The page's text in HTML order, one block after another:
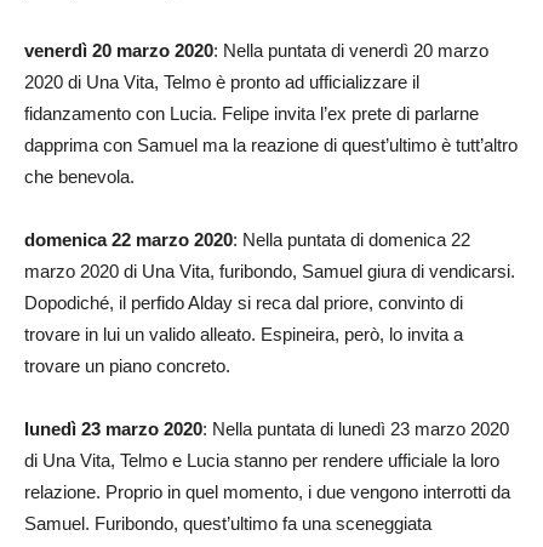
venerdì 20 marzo 2020: Nella puntata di venerdì 20 marzo
2020 di Una Vita, Telmo è pronto ad ufficializzare il
fidanzamento con Lucia. Felipe invita l’ex prete di parlarne
dapprima con Samuel ma la reazione di quest’ultimo è tutt’altro
che benevola.
domenica 22 marzo 2020: Nella puntata di domenica 22
marzo 2020 di Una Vita, furibondo, Samuel giura di vendicarsi.
Dopodiché, il perfido Alday si reca dal priore, convinto di
trovare in lui un valido alleato. Espineira, però, lo invita a
trovare un piano concreto.
lunedì 23 marzo 2020: Nella puntata di lunedì 23 marzo 2020
di Una Vita, Telmo e Lucia stanno per rendere ufficiale la loro
relazione. Proprio in quel momento, i due vengono interrotti da
Samuel. Furibondo, quest’ultimo fa una sceneggiata